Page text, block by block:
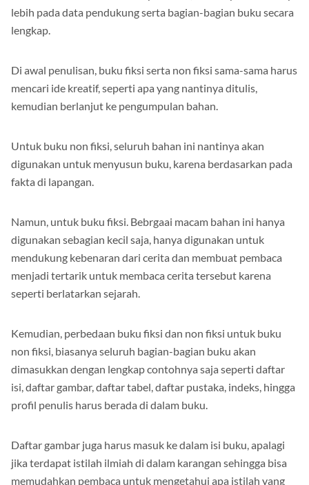
buku fiksi serta non fiksi hamper sama, namun perbedaannya
lebih pada data pendukung serta bagian-bagian buku secara
Di awal penulisan, buku fiksi serta non fiksi sama-sama harus
mencari ide kreatif, seperti apa yang nantinya ditulis,
Untuk buku non fiksi, seluruh bahan ini nantinya akan
digunakan untuk menyusun buku, karena berdasarkan pada
Namun, untuk buku fiksi. Bebrgaai macam bahan ini hanya
digunakan sebagian kecil saja, hanya digunakan untuk
mendukung kebenaran dari cerita dan membuat pembaca
menjadi tertarik untuk membaca cerita tersebut karena
Kemudian, perbedaan buku fiksi dan non fiksi untuk buku
non fiksi, biasanya seluruh bagian-bagian buku akan
dimasukkan dengan lengkap contohnya saja seperti daftar
isi, daftar gambar, daftar tabel, daftar pustaka, indeks, hingga
Daftar gambar juga harus masuk ke dalam isi buku, apalagi
jika terdapat istilah ilmiah di dalam karangan sehingga bisa